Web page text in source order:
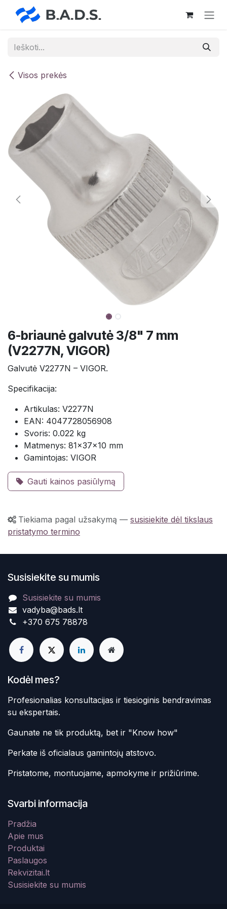
Skip to Content
Visos prekės
6-briaunė galvutė 3/8" 7 mm
(V2277N, VIGOR)
Galvutė V2277N – VIGOR.
Specifikacija:
Artikulas: V2277N
EAN: 4047728056908
Svoris: 0.022 kg
Matmenys: 81×37×10 mm
Gamintojas: VIGOR
Gauti kainos pasiūlymą
Tiekiama pagal užsakymą — susisiekite dėl tikslaus
pristatymo termino
Susisiekite su mumis
Susisiekite su mumis
vadyba@bads.lt
+370 675 78878
Kodėl mes?
Profesionalias konsultacijas ir tiesioginis bendravimas
su ekspertais.
Gaunate ne tik produktą, bet ir "Know how"
Perkate iš oficialaus gamintojų atstovo.
Pristatome, montuojame, apmokyme ir prižiūrime.
Svarbi informacija
Pradžia
Apie mus
Produktai
Paslaugos
Rekvizitai.lt
Susisiekite su mumis